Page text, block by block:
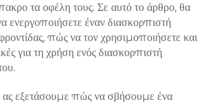
τα οφέλη τους. Σε αυτό το άρθρο, θα
ενεργοποιήσετε έναν διασκορπιστή
πώς να τον χρησιμοποιήσετε και
για τη χρήση ενός διασκορπιστή
ας εξετάσουμε πώς να σβήσουμε ένα